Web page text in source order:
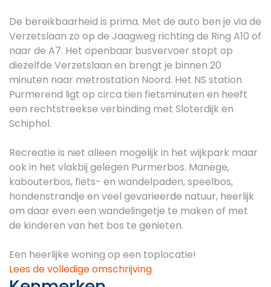
De bereikbaarheid is prima. Met de auto ben je via de
Verzetslaan zo op de Jaagweg richting de Ring A10 of
naar de A7. Het openbaar busvervoer stopt op
diezelfde Verzetslaan en brengt je binnen 20
minuten naar metrostation Noord. Het NS station
Purmerend ligt op circa tien fietsminuten en heeft
een rechtstreekse verbinding met Sloterdijk en
Schiphol.
Recreatie is niet alleen mogelijk in het wijkpark maar
ook in het vlakbij gelegen Purmerbos. Manege,
kabouterbos, fiets- en wandelpaden, speelbos,
hondenstrandje en veel gevarieerde natuur, heerlijk
om daar even een wandelingetje te maken of met
de kinderen van het bos te genieten.
Een heerlijke woning op een toplocatie!
Lees de volledige omschrijving